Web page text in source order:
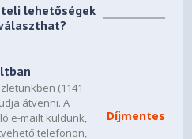
lehetőségek
(1141
átvenni. A
e-mailt küldünk,
telefonon,
Díjmentes